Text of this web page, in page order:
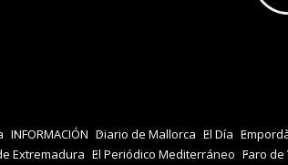
INFORMACIÓN Diario de Mallorca El Día
Extremadura El Periódico Mediterráneo Faro de